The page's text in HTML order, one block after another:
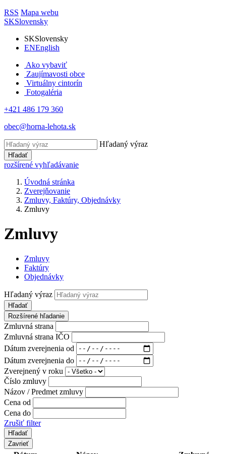
RSS Mapa webu
SKSlovensky
SKSlovensky
ENEnglish
Ako vybaviť
Zaujímavosti obce
Virtuálny cintorín
Fotogaléria
+421 486 179 360
obec@horna-lehota.sk
Hľadaný výraz
Hľadať
rozšírené vyhľadávanie
Úvodná stránka
Zverejňovanie
Zmluvy, Faktúry, Objednávky
Zmluvy
Zmluvy
Zmluvy
Faktúry
Objednávky
Hľadaný výraz
Hľadať
Rozšírené hľadanie
Zmluvná strana
Zmluvná strana IČO
Dátum zverejnenia od
Dátum zverejnenia do
Zverejnený v roku
Číslo zmluvy
Názov / Predmet zmluvy
Cena od
Cena do
Zrušiť filter
Zavrieť